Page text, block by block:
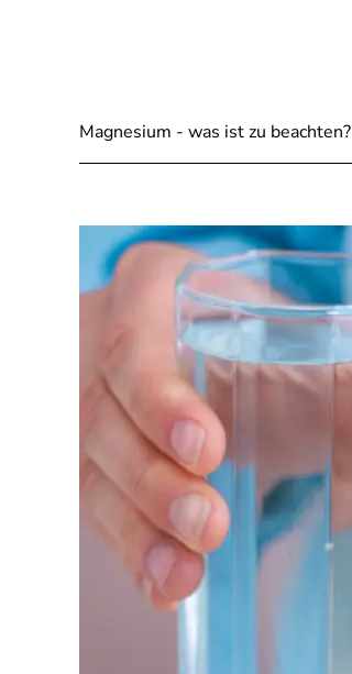
Magnesium - was ist zu beachten?